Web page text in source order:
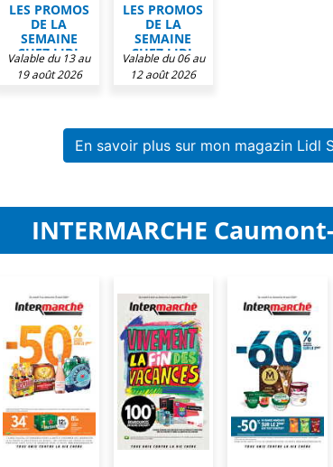
LES PROMOS
DE LA
SEMAINE
CHEZ LIDL
Valable du 13 au
19 août 2026
LES PROMOS
DE LA
SEMAINE
CHEZ LIDL
Valable du 06 au
12 août 2026
En savoir plus sur mon magazin Lidl
INTERMARCHE